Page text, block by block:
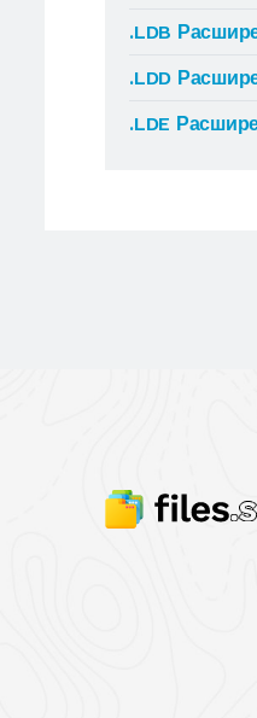
.LDB
.LDD
.LDE